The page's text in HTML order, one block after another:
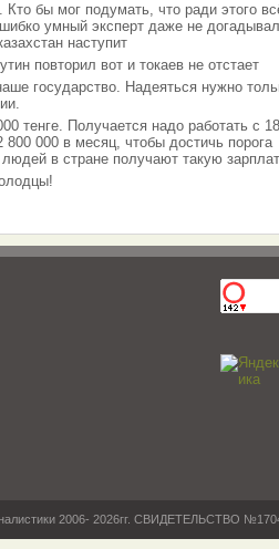
бы мог подумать, что ради этого
умный эксперт даже не
наступит
повторил вот и токаев не отстает
государство. Надеяться нужно
тенге. Получается надо работать с
000 в месяц, чтобы достичь порога
в стране получают такую
2006- 2026гг. СВИДЕТЕЛЬСТВО